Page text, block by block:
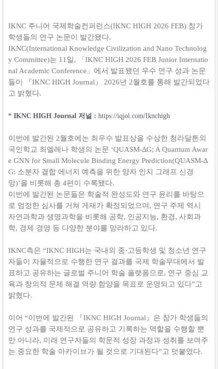
IKNC 주니어 국제학술컨퍼런스(IKNC HIGH 2026 FEB) 참가
학생들의 연구 논문이 발간됐다.
IKNC(International Knowledge Civilization and Nano Technolog
y Committee)는 11 일, 「 IKNC HIGH 2026 FEB Junior Internatio
nal Academic Conference 」에서 발표됐던 우수 연구 성과 논문
들이 『IKNC HIGH Journal 』 2026년 2월호를 통해 발간되었다
고 밝혔다.
* IKNC HIGH Journal 저널 : https://iqjol.com/Iknchigh
이번에 발간된 2월호에는 최우수 발표상을 수상한 청라달튼외
국인학교 최엘레나 학생의 논문 ‘QUASM-∆G; A Quantum Awar
e GNN for Small Molecule Binding Energy Prediction(QUASM-∆
G: 소분자 결합 에너지 예측을 위한 양자 인지 그래프 신경
망)’을 비롯해 총 4편이 수록됐다.
이번에 발간된 논문들은 학술적 완성도와 연구 윤리를 바탕으
로 엄정한 심사를 거쳐 게재가 확정되었으며 , 연구 주제 역시
자연과학과 생명과학을 비롯해 공학, 인공지능, 환경, 사회과
학, 경제 경영 등 다양한 분야를 망라하고 있다.
IKNC측은 “IKNC HIGH는 국내외 중·고등학생 및 청소년 연구
자들이 자율적으로 수행한 연구 결과를 국제 학술무대에서 발
표하고 공유하는 글로벌 주니어 학술 플랫폼으로, 연구 중심 교
육과 창의적 문제 해결 역량 함양을 목표로 운영되고 있다”고
밝혔다.
이어 “이번에 발간된 『IKNC HIGH Journal 』은 참가 학생들의
연구 성과를 국제적으로 공유하고 기록하는 역할을 수행할 뿐
만 아니라, 미래 연구자들의 학문적 성장 과정과 성취를 보여주
는 중요한 학술 아카이브가 될 것으로 기대된다”고 덧붙였다.